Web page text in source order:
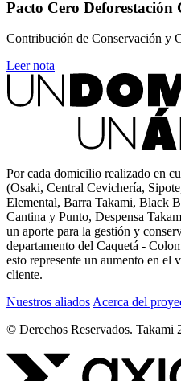
Pacto Cero Deforestación
Contribución de Conservación y
Leer nota
Por cada domicilio realizado en
(Osaki, Central Cevichería,
Elemental, Barra Takami, Black
Cantina y Punto, Despensa
un aporte para la gestión y
departamento del Caquetá -
esto represente un aumento en
cliente.
Nuestros aliadosAcerca del
© Derechos Reservados. Takami